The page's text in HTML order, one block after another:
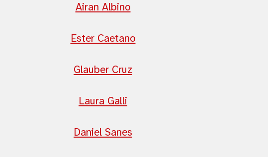
Airan Albino
Ester Caetano
Glauber Cruz
Laura Galli
Daniel Sanes